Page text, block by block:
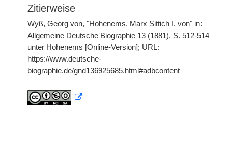
Zitierweise
Wyß, Georg von, "Hohenems, Marx Sittich I. von" in:
Allgemeine Deutsche Biographie 13 (1881), S. 512-514
unter Hohenems [Online-Version]; URL:
https://www.deutsche-
biographie.de/gnd136925685.html#adbcontent